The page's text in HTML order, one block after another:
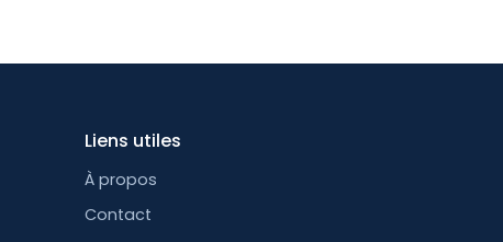
Liens utiles
À propos
Contact